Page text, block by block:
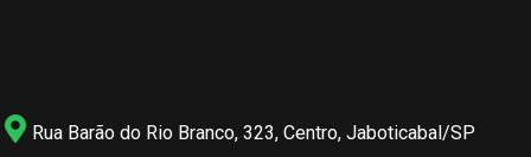
Rua Barão do Rio Branco, 323, Centro, Jaboticabal/SP